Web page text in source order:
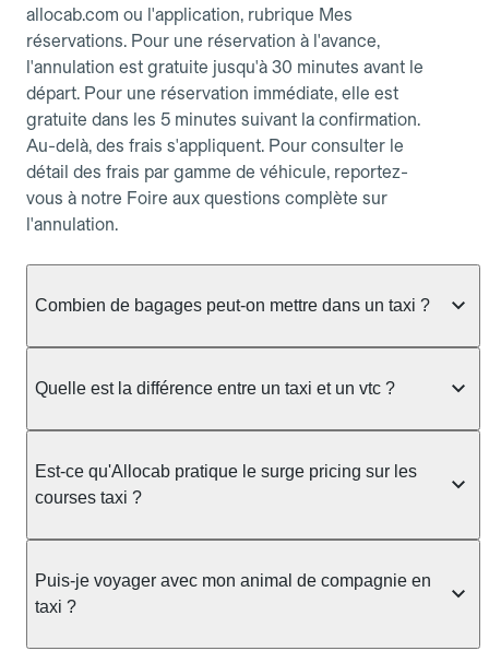
allocab.com ou l'application, rubrique Mes
réservations. Pour une réservation à l'avance,
l'annulation est gratuite jusqu'à 30 minutes avant le
départ. Pour une réservation immédiate, elle est
gratuite dans les 5 minutes suivant la confirmation.
Au-delà, des frais s'appliquent. Pour consulter le
détail des frais par gamme de véhicule, reportez-
vous à notre Foire aux questions complète sur
l'annulation.
Combien de bagages peut-on mettre dans un taxi ?
taxi berline accueille en général jusqu'à 3 bagages
ou nombreux, précisez-le dans le champ "Message
au chauffeur" lors de la réservation. Le prix n'est
pas impacté par le nombre de bagages.
Quelle est la différence entre un taxi et un vtc ?
prendre en charge directement dans la rue, à une
station ou sur réservation, avec un tarif au
réservation et propose un prix fixe annoncé à
l'avance. Chez Allocab, réservez facilement votre
taxi.
Est-ce qu'Allocab pratique le surge pricing sur les
courses taxi ?
réglementation préfectorale et suit un barème
officiel : il protège des hausses liées à la demande.
Puis-je voyager avec mon animal de compagnie en
taxi ?